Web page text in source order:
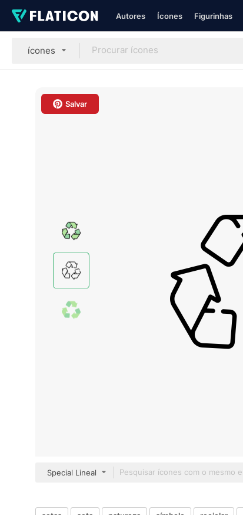
Autores Ícones Figurinhas
ícones
Salvar
Special Lineal